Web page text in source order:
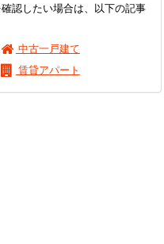
認したい場合は、以下の記事
中古一戸建て
賃貸アパート